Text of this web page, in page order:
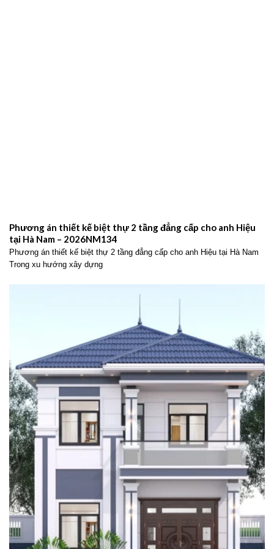
Phương án thiết kế biệt thự 2 tầng đẳng cấp cho anh Hiệu
tại Hà Nam – 2026NM134
Phương án thiết kế biệt thự 2 tầng đẳng cấp cho anh Hiệu tại Hà Nam
Trong xu hướng xây dựng